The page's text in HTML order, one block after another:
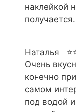
наклейкой
Наталья
Очень
конечно
самом
под водой